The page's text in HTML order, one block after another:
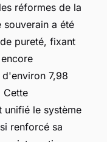
réformes de la
a été
pureté, fixant
7,98
Cette
unifié le système
renforcé sa